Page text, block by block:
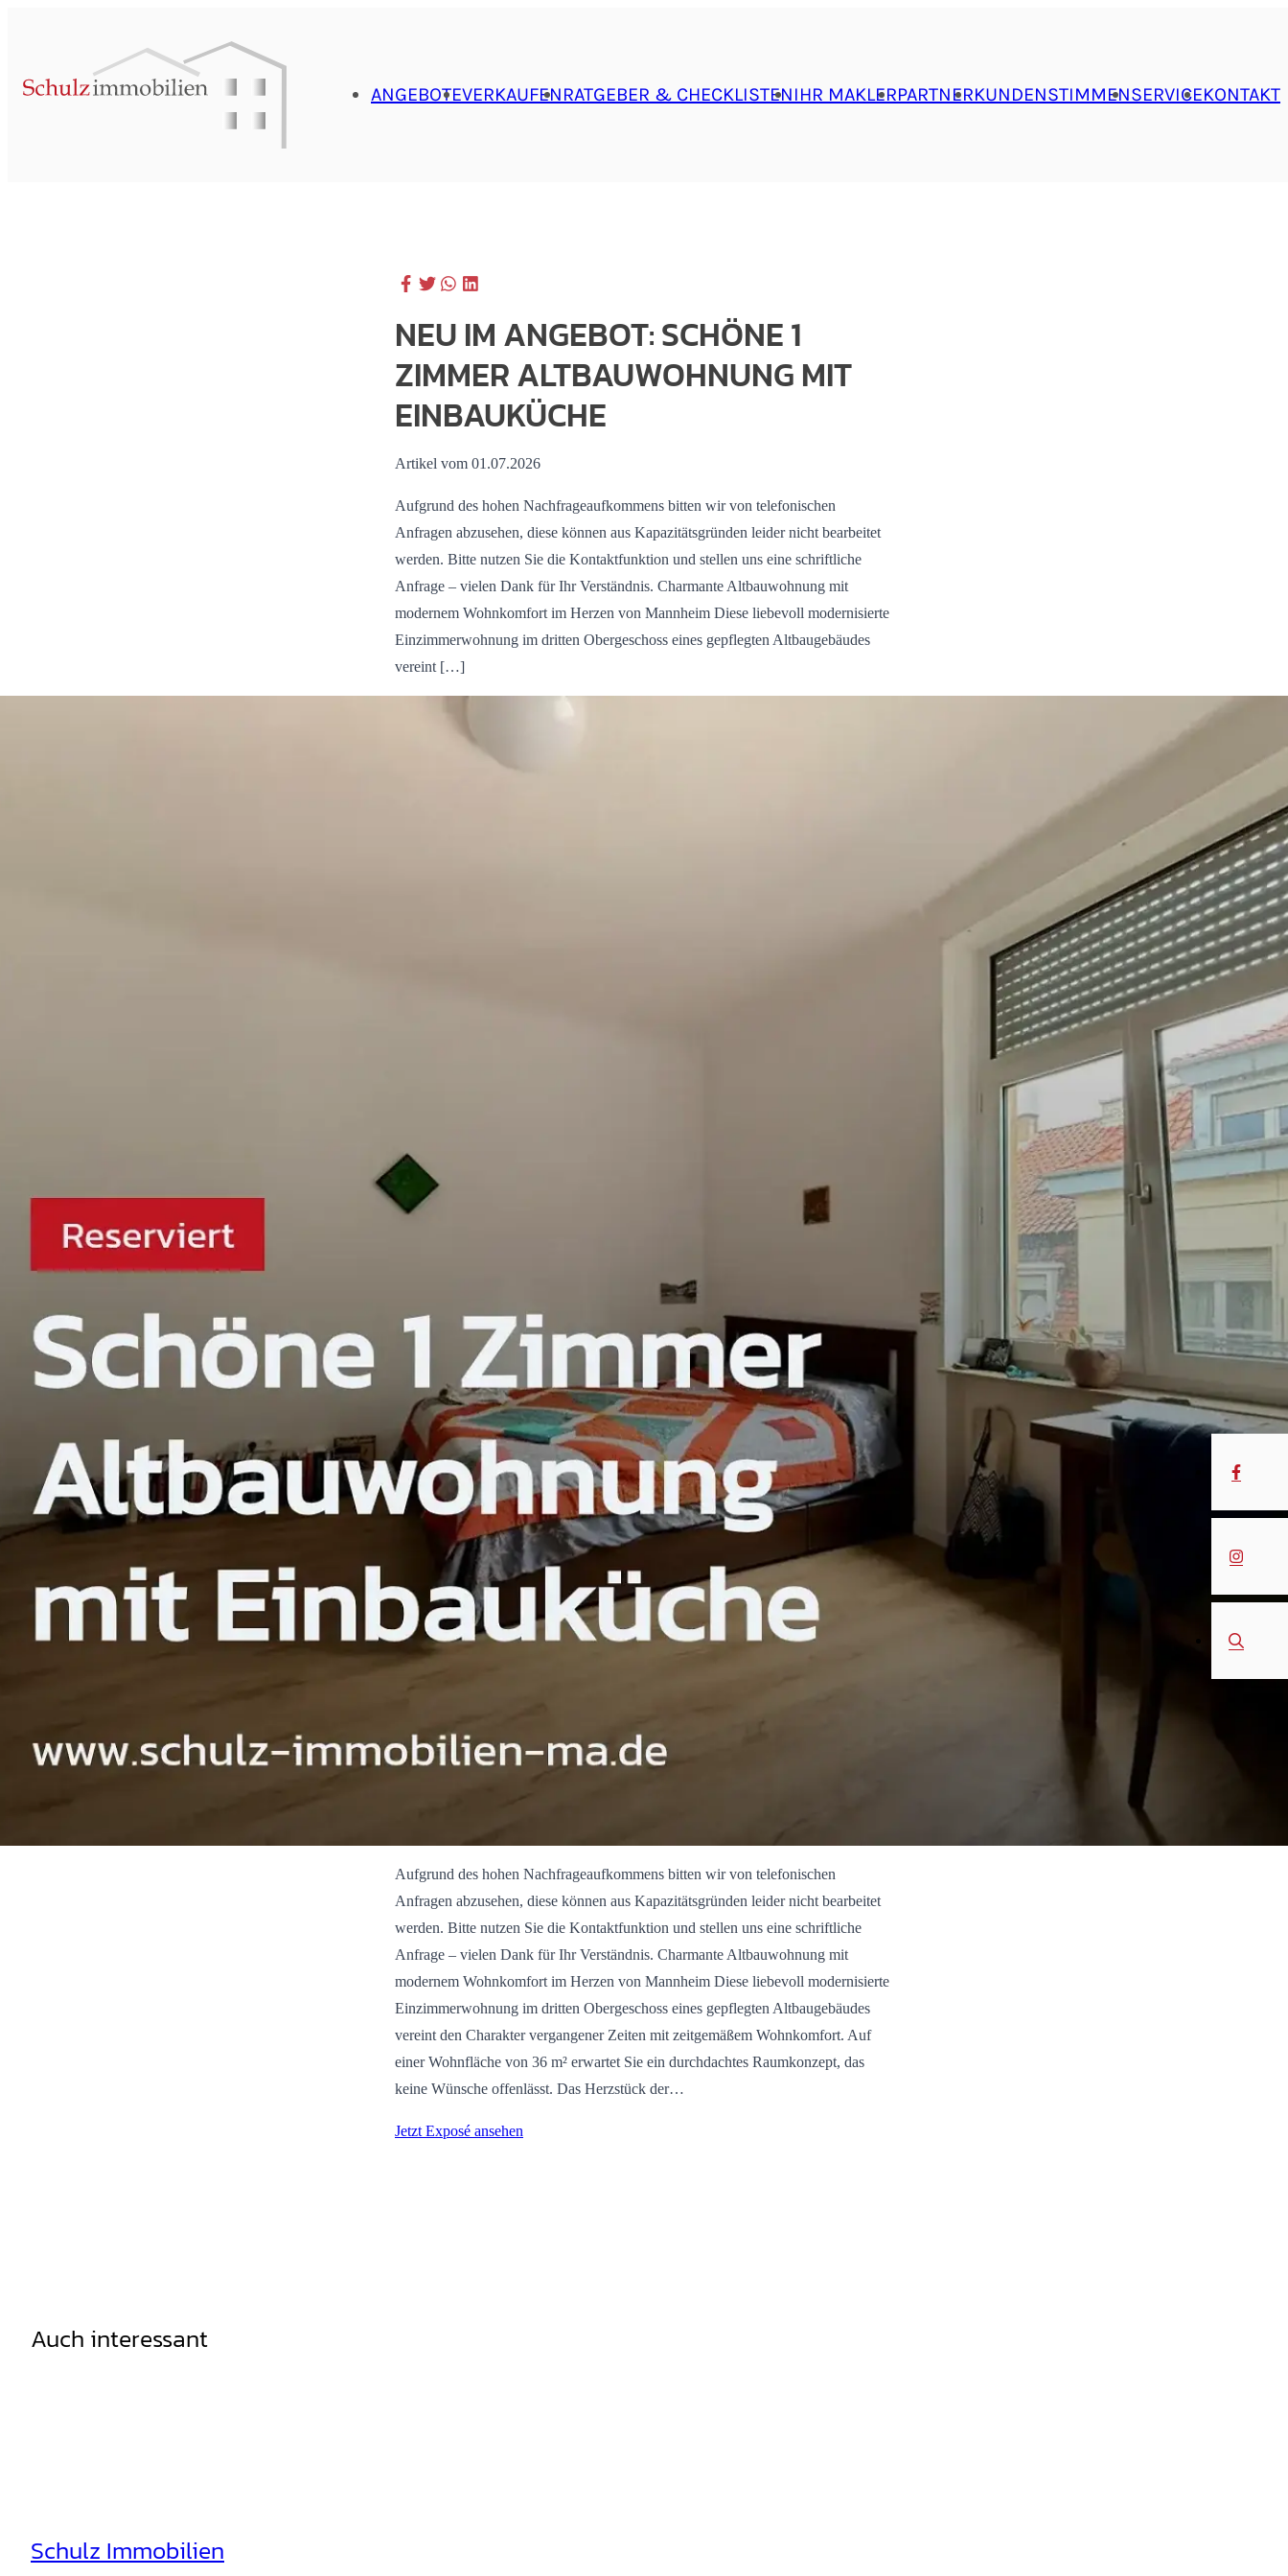
ANGEBOTEVERKAUFENRATGEBER & CHECKLISTENIHR MAKLERPARTNERKUNDENSTIMMENSERVICEKONTAKT
NEU IM ANGEBOT: SCHÖNE 1
ZIMMER ALTBAUWOHNUNG MIT
EINBAUKÜCHE
Artikel vom 01.07.2026
Aufgrund des hohen Nachfrageaufkommens bitten wir von telefonischen
Anfragen abzusehen, diese können aus Kapazitätsgründen leider nicht bearbeitet
werden. Bitte nutzen Sie die Kontaktfunktion und stellen uns eine schriftliche
Anfrage – vielen Dank für Ihr Verständnis. Charmante Altbauwohnung mit
modernem Wohnkomfort im Herzen von Mannheim Diese liebevoll modernisierte
Einzimmerwohnung im dritten Obergeschoss eines gepflegten Altbaugebäudes
vereint […]
Aufgrund des hohen Nachfrageaufkommens bitten wir von telefonischen
Anfragen abzusehen, diese können aus Kapazitätsgründen leider nicht bearbeitet
werden. Bitte nutzen Sie die Kontaktfunktion und stellen uns eine schriftliche
Anfrage – vielen Dank für Ihr Verständnis. Charmante Altbauwohnung mit
modernem Wohnkomfort im Herzen von Mannheim Diese liebevoll modernisierte
Einzimmerwohnung im dritten Obergeschoss eines gepflegten Altbaugebäudes
vereint den Charakter vergangener Zeiten mit zeitgemäßem Wohnkomfort. Auf
einer Wohnfläche von 36 m² erwartet Sie ein durchdachtes Raumkonzept, das
keine Wünsche offenlässt. Das Herzstück der…
Jetzt Exposé ansehen
Auch interessant
Schulz Immobilien